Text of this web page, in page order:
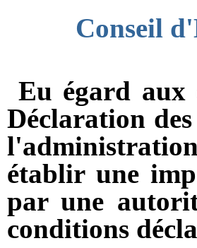
Conseil
Eu égard aux
Déclaration
établir une
par une
conditions